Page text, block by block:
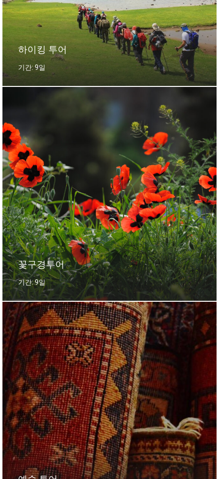
하이킹 투어
기간: 9일
꽃구경투어
기간: 9일